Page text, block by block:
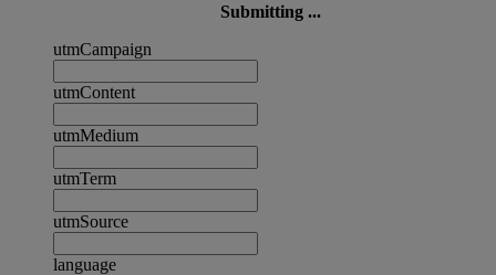
Submitting ...
utmCampaign
utmContent
utmMedium
utmTerm
utmSource
language